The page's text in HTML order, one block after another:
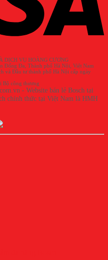
DỊCH VỤ HOÀNG CƯƠNG
Đống Đa, Thành phố Hà Nội, Việt Nam
và Đầu tư thành phố Hà Nội cấp ngày
Bộ công thương
- Website bán lẻ Bosch tại
chính thức tại Việt Nam là HMH